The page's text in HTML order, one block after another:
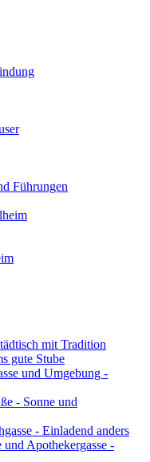
Führungen
mit Tradition
gute Stube
und Umgebung -
- Sonne und
- Einladend anders
Apothekergasse -